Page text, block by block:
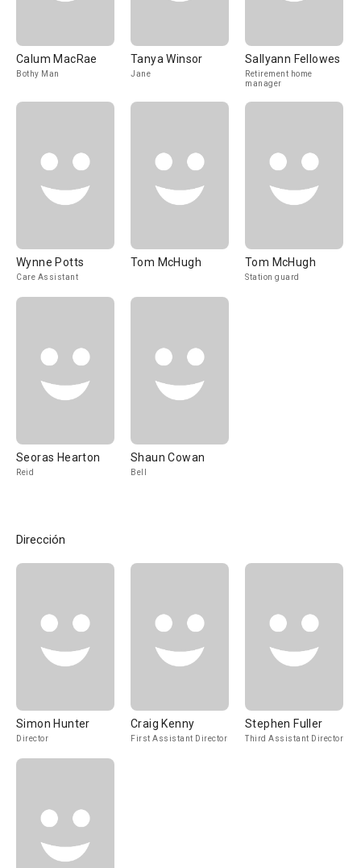
Calum MacRae
Bothy Man
Tanya Winsor
Jane
Sallyann Fellowes
Retirement home
manager
Wynne Potts
Care Assistant
Tom McHugh Tom McHugh
Station guard
Seoras Hearton
Reid
Shaun Cowan
Bell
Dirección
Simon Hunter
Director
Craig Kenny
First Assistant Director
Stephen Fuller
Third Assistant Director